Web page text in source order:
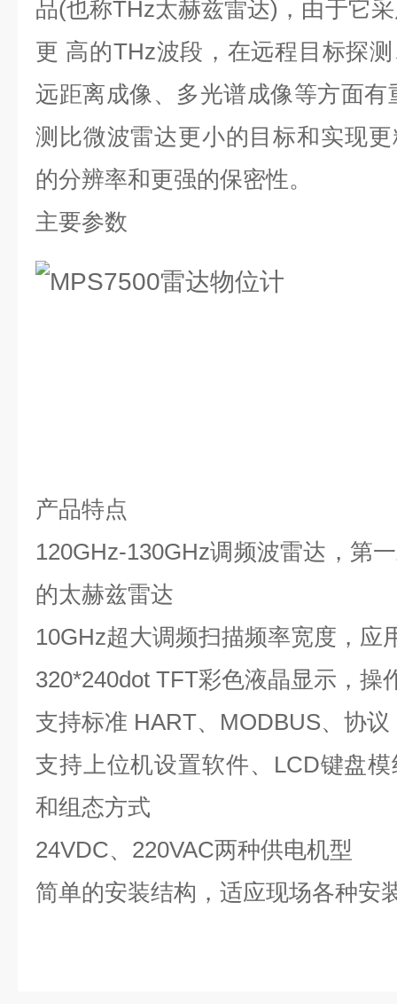
品(也称THz太赫兹雷达)，由于它
更 高的THz波段，在远程目标探
远距离成像、多光谱成像等方面
测比微波雷达更小的目标和实现
的分辨率和更强的保密性。
主要参数
产品特点
120GHz-130GHz调频波雷达，第
的太赫兹雷达
10GHz超大调频扫描频率宽度，应
320*240dot TFT彩色液晶显示，操
支持标准 HART、MODBUS、协议
支持上位机设置软件、LCD键盘
和组态方式
24VDC、220VAC两种供电机型
简单的安装结构，适应现场各种安